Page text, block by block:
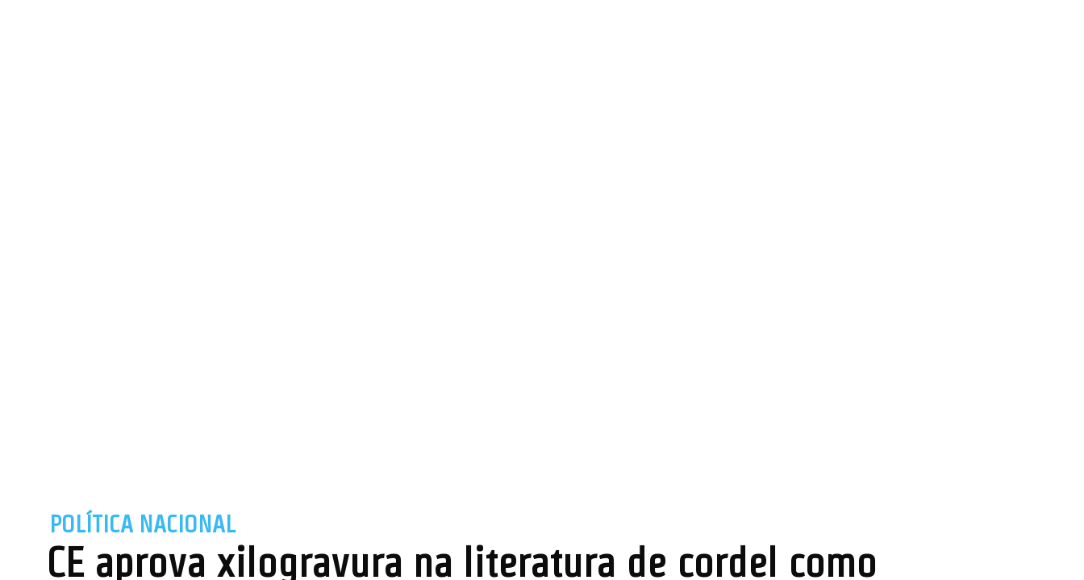
POLÍTICA NACIONAL
CE aprova xilogravura na literatura de cordel como